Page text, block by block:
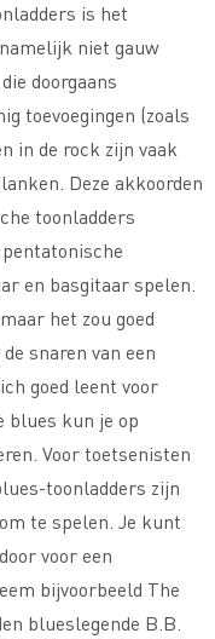
is het
niet gauw
doorgaans
toevoegingen (zoals
in de rock zijn vaak
Deze akkoorden
toonladders
en basgitaar spelen.
het zou goed
snaren van een
goed leent voor
blues kun je op
Voor toetsenisten
toonladders zijn
te spelen. Je kunt
voor een
bijvoorbeeld The
blueslegende B.B.